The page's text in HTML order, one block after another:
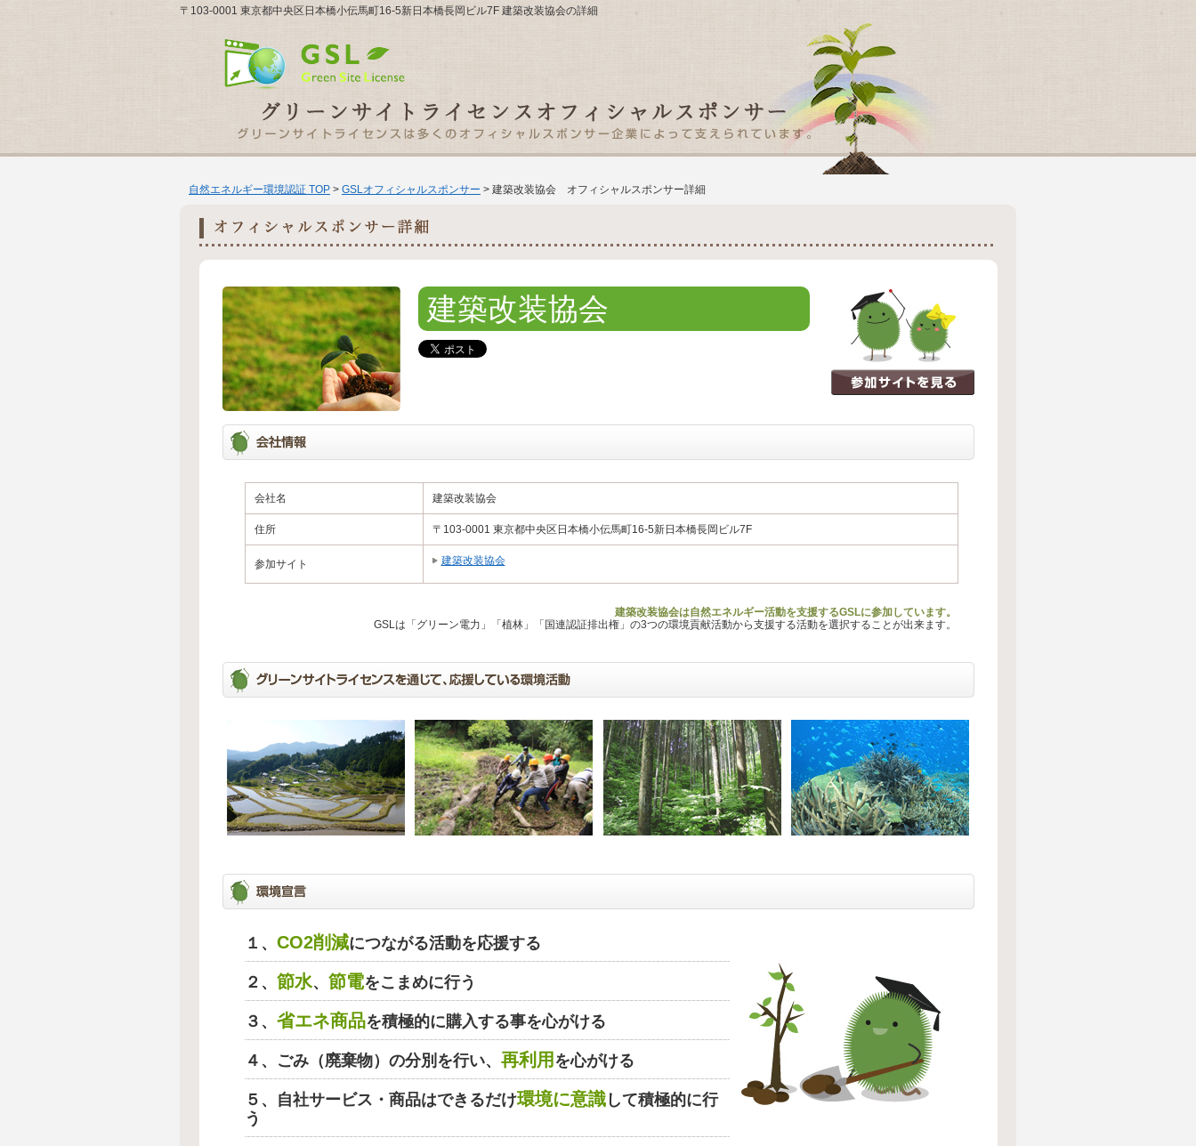
〒103-0001 東京都中央区日本橋小伝馬町16-5新日本橋長岡ビル7F 建築改装協会の詳細
自然エネルギー環境認証 TOP > GSLオフィシャルスポンサー > 建築改装協会 オフィシャルスポンサー詳細
建築改装協会
会社名 建築改装協会
住所 〒103-0001 東京都中央区日本橋小伝馬町16-5新日本橋長岡ビル7F
参加サイト 建築改装協会
建築改装協会は自然エネルギー活動を支援するGSLに参加しています。
GSLは「グリーン電力」「植林」「国連認証排出権」の3つの環境貢献活動から支援する活動を選択することが出来ます。
１、 CO2削減につながる活動を応援する
２、 節水、 節電をこまめに行う
３、 省エネ商品を積極的に購入する事を心がける
４、ごみ（廃棄物）の分別を行い、 再利用 を心がける
５、自社サービス・商品はできるだけ環境に意識して積極的に行
う